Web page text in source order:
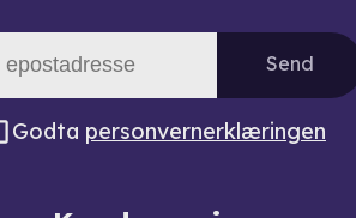
Send
Godta personvernerklæringen